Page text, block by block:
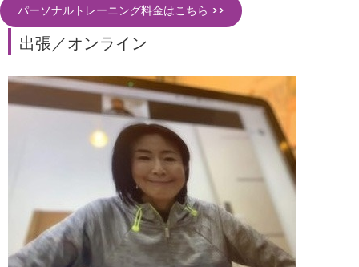
パーソナルトレーニング料金はこちら >>
出張／オンライン